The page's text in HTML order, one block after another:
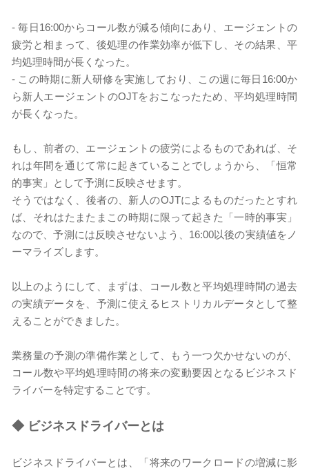
- 毎日16:00からコール数が減る傾向にあり、エージェントの
疲労と相まって、後処理の作業効率が低下し、その結果、平
均処理時間が長くなった。
- この時期に新人研修を実施しており、この週に毎日16:00か
ら新人エージェントのOJTをおこなったため、平均処理時間
が長くなった。
もし、前者の、エージェントの疲労によるものであれば、そ
れは年間を通じて常に起きていることでしょうから、「恒常
的事実」として予測に反映させます。
そうではなく、後者の、新人のOJTによるものだったとすれ
ば、それはたまたまこの時期に限って起きた「一時的事実」
なので、予測には反映させないよう、16:00以後の実績値をノ
ーマライズします。
以上のようにして、まずは、コール数と平均処理時間の過去
の実績データを、予測に使えるヒストリカルデータとして整
えることができました。
業務量の予測の準備作業として、もう一つ欠かせないのが、
コール数や平均処理時間の将来の変動要因となるビジネスド
ライバーを特定することです。
◆ ビジネスドライバーとは
ビジネスドライバーとは、「将来のワークロードの増減に影